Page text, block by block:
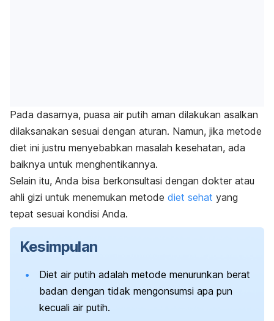
Pada dasarnya, puasa air putih aman dilakukan asalkan
dilaksanakan sesuai dengan aturan. Namun, jika metode
diet ini justru menyebabkan masalah kesehatan, ada
baiknya untuk menghentikannya.
Selain itu, Anda bisa berkonsultasi dengan dokter atau
ahli gizi untuk menemukan metode diet sehat yang
tepat sesuai kondisi Anda.
Kesimpulan
Diet air putih adalah metode menurunkan berat
badan dengan tidak mengonsumsi apa pun
kecuali air putih.